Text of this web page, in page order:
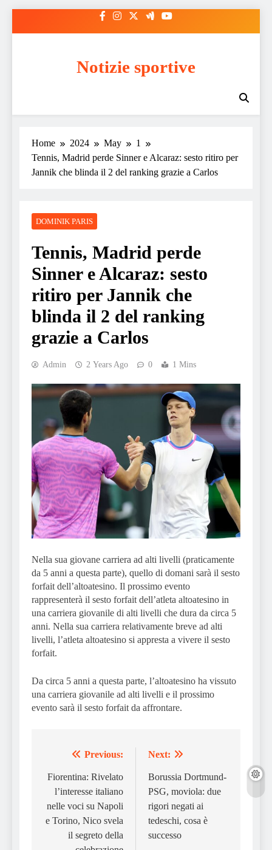
Notizie sportive
Home 2024 May
1
Tennis, Madrid perde Sinner e Alcaraz: sesto ritiro per
Jannik che blinda il 2 del ranking grazie a Carlos
DOMINIK PARIS
Tennis, Madrid perde
Sinner e Alcaraz: sesto
ritiro per Jannik che
blinda il 2 del ranking
grazie a Carlos
Admin 2 Years Ago 0 1 Mins
Nella sua giovane carriera ad alti livelli (praticamente
da 5 anni a questa parte), quello di domani sarà il sesto
forfait dell’altoatesino. Il prossimo evento
rappresenterà il sesto forfait dell’atleta altoatesino in
una carriera giovanile di alti livelli che dura da circa 5
anni. Nella sua carriera relativamente breve ad alti
livelli, l’atleta altoatesino si appresta a vivere il sesto
forfait.
Da circa 5 anni a questa parte, l’altoatesino ha vissuto
una carriera giovanile ad alti livelli e il prossimo
evento sarà il sesto forfait da affrontare.
navigation
Previous:
Fiorentina: Rivelato
l’interesse italiano
nelle voci su Napoli
e Torino, Nico svela
il segreto della
Next:
Borussia Dortmund-
PSG, moviola: due
rigori negati ai
tedeschi, cosa è
successo